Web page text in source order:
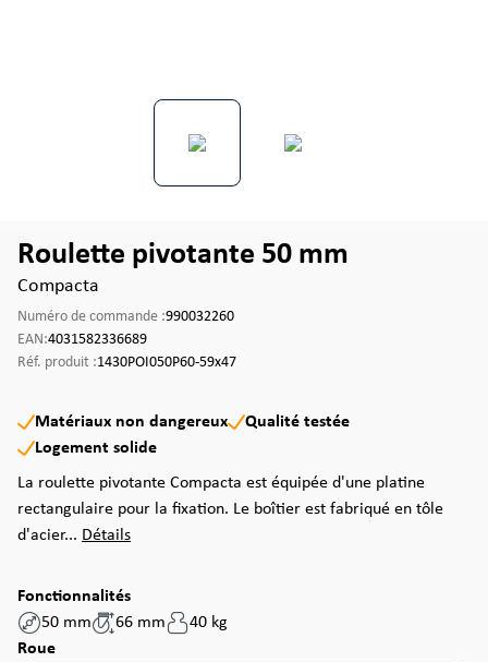
Roulette pivotante 50 mm
Compacta
Numéro de commande :990032260
EAN:4031582336689
Réf. produit :1430POI050P60-59x47
Matériaux non dangereux
Qualité testée
Logement solide
La roulette pivotante Compacta est équipée d'une platine
rectangulaire pour la fixation. Le boîtier est fabriqué en tôle
d'acier... Détails
Fonctionnalités
50 mm
66 mm
40 kg
Sélectionnez
Roue